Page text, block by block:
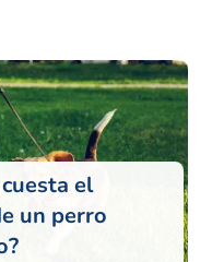
el
un perro